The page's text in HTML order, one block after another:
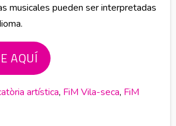
musicales pueden ser interpretadas
AQUÍ
artística, FiM Vila-seca, FiM